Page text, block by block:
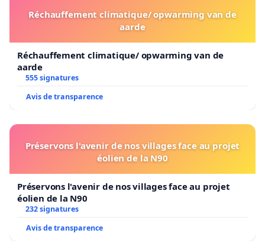
Réchauffement climatique/ opwarming van de
aarde
Réchauffement climatique/ opwarming van de
aarde
555 signatures
Avis de transparence
Préservons l'avenir de nos villages face au projet
éolien de la N90
Préservons l'avenir de nos villages face au projet
éolien de la N90
232 signatures
Avis de transparence